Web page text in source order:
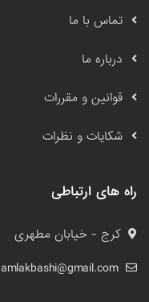
تماس با ما
درباره ما
قوانین و مقررات
شکایات و نظرات
راه های ارتباطی
کرج - خیابان مطهری
amlakbashi@gmail.com